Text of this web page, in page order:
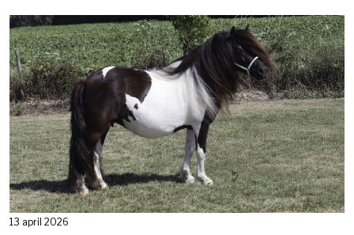
13 april 2026